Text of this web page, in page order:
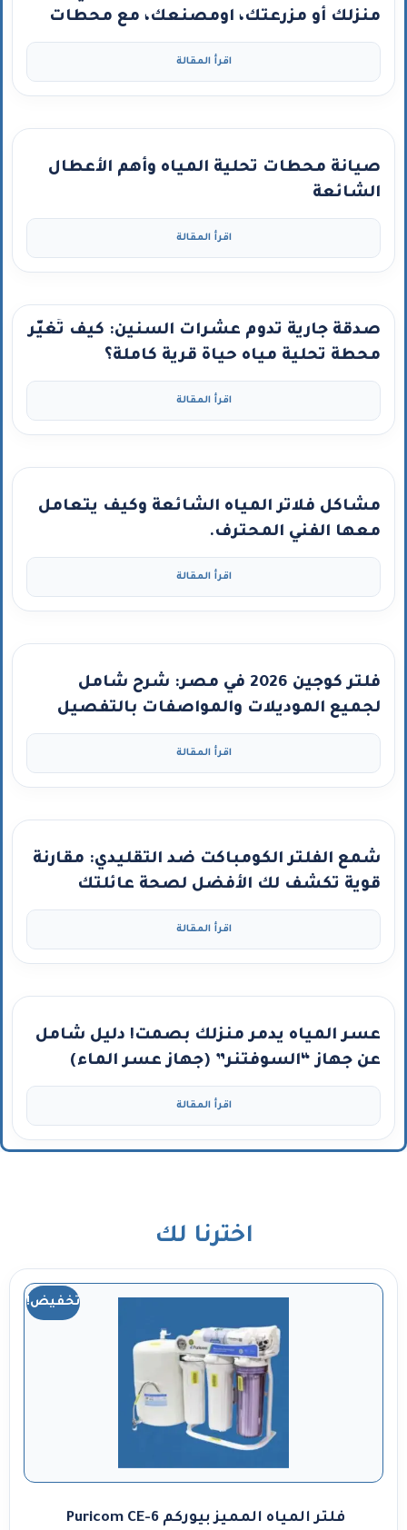
منزلك أو مزرعتك، اومصنعك، مع محطات
تحلية كلين ووتر – كربون جاكوب ومضخة
اقرأ المقالة
صيانة محطات تحلية المياه وأهم الأعطال
الشائعة
اقرأ المقالة
صدقة جارية تدوم عشرات السنين: كيف تُغيّر
محطة تحلية مياه حياة قرية كاملة؟
اقرأ المقالة
مشاكل فلاتر المياه الشائعة وكيف يتعامل
معها الفني المحترف.
اقرأ المقالة
فلتر كوجين 2026 في مصر: شرح شامل
لجميع الموديلات والمواصفات بالتفصيل
اقرأ المقالة
شمع الفلتر الكومباكت ضد التقليدي: مقارنة
قوية تكشف لك الأفضل لصحة عائلتك
اقرأ المقالة
عسر المياه يدمر منزلك بصمت! دليل شامل
عن جهاز “السوفتنر” (جهاز عسر الماء)
ومتى تحتاجه؟
اقرأ المقالة
اخترنا لك
تخفيض!
فلتر المياه المميز بيوركم Puricom CE-6